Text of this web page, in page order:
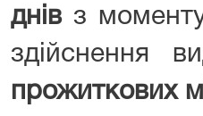
днівз моменту
здійснення
прожиткових